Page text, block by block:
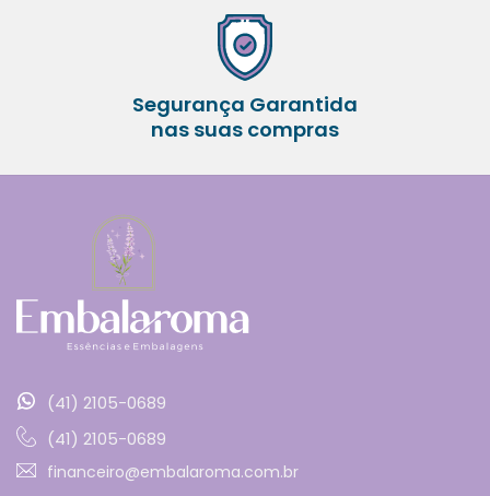
Segurança Garantida
nas suas compras
(41) 2105-0689
(41) 2105-0689
financeiro@embalaroma.com.br